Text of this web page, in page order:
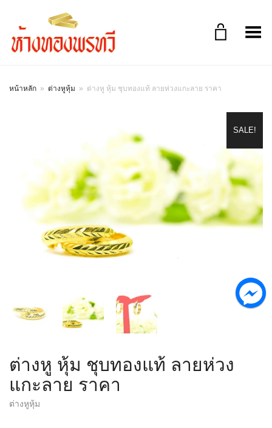
Toggle Menu
หน้าหลัก » ต่างหูหุ้ม » ต่างหู หุ้ม ชุบทองแท้ ลายห่วงแกะลาย ราคา
SALE!
ต่างหู หุ้ม ชุบทองแท้ ลายห่วง
แกะลาย ราคา
ต่างหูหุ้ม